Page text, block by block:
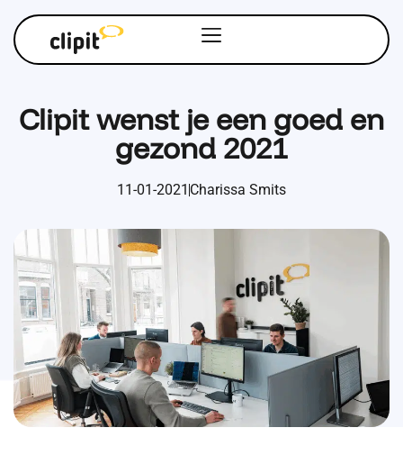
Clipit wenst je een goed en
gezond 2021
11-01-2021 Charissa Smits